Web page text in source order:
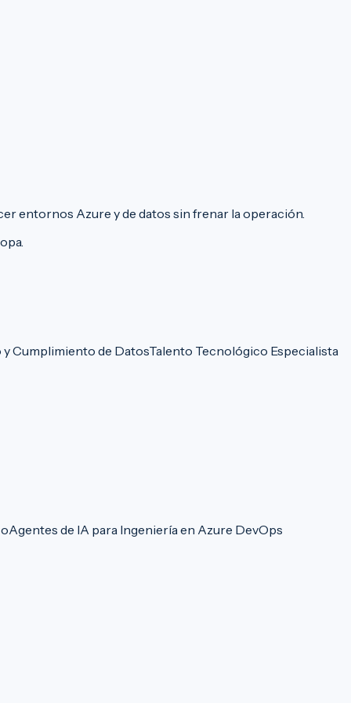
entornos Azure y de datos sin frenar la operación.
Cumplimiento de DatosTalento Tecnológico Especialista
Agentes de IA para Ingeniería en Azure DevOps